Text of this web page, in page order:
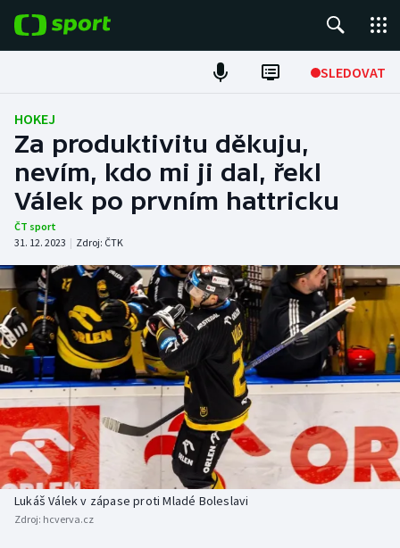
SLEDOVAT
Fotbal
Hokej
Tenis
Atletika
Cyklistika
DALŠÍ SPORTY
Americký fotbal
Baseball a softbal
Basketbal
Biatlon
NEPŘEHLÉDNĚTE
Soutěže
Historické návraty
Aplikace ČT sport
HOKEJ
Za produktivitu děkuju,
nevím, kdo mi ji dal, řekl
Válek po prvním hattricku
ČT sport
31. 12. 2023 | Zdroj: ČTK
Lukáš Válek v zápase proti Mladé Boleslavi
Zdroj: hcverva.cz